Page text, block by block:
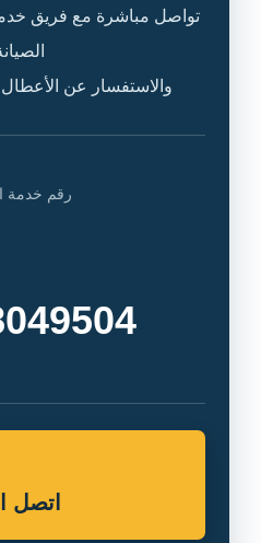
تواصل مباشرة مع فريق
والاستفسار عن
رقم خدمة
اتصل